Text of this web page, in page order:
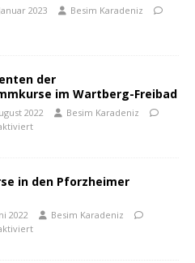
2023
Besim Karadeniz
der
im Wartberg-Freibad
2022
Besim Karadeniz
in den Pforzheimer
2022
Besim Karadeniz